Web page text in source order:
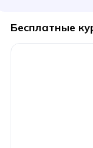
Бесплатные